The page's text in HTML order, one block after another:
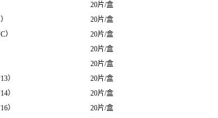
20片/盒
20片/盒
）
20片/盒
20片/盒
20片/盒
）
20片/盒
）
20片/盒
）
20片/盒